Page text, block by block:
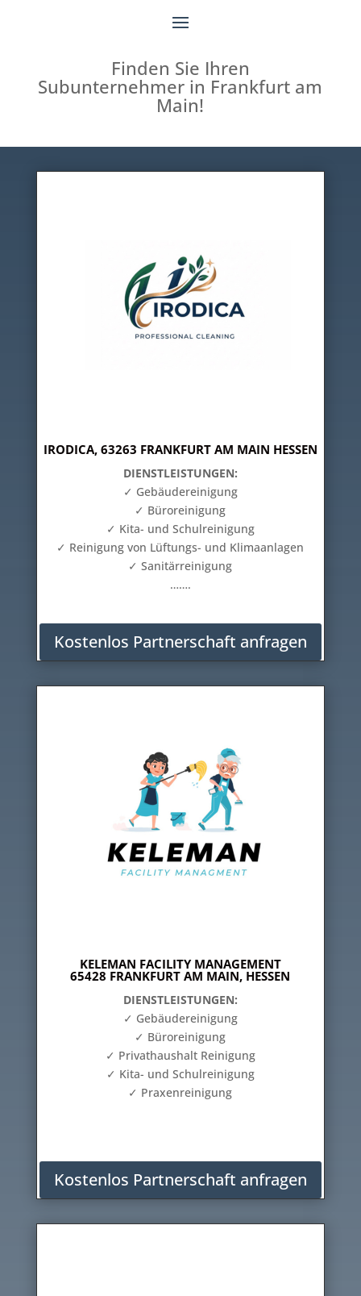
Finden Sie Ihren
Subunternehmer in Frankfurt am
Main!
IRODICA, 63263 FRANKFURT AM MAIN HESSEN
DIENSTLEISTUNGEN:
✓ Gebäudereinigung
✓ Büroreinigung
✓ Kita- und Schulreinigung
✓ Reinigung von Lüftungs- und Klimaanlagen
✓ Sanitärreinigung
…….
Kostenlos Partnerschaft anfragen
KELEMAN FACILITY MANAGEMENT
65428 FRANKFURT AM MAIN, HESSEN
DIENSTLEISTUNGEN:
✓ Gebäudereinigung
✓ Büroreinigung
✓ Privathaushalt Reinigung
✓ Kita- und Schulreinigung
✓ Praxenreinigung
Kostenlos Partnerschaft anfragen